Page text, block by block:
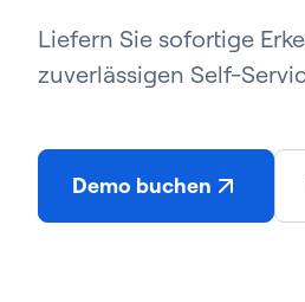
Liefern Sie sofortige
zuverlässigen Self-
Demo buchen